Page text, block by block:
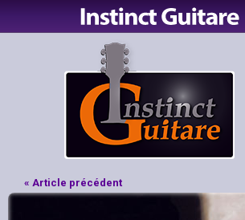
« Article précédent